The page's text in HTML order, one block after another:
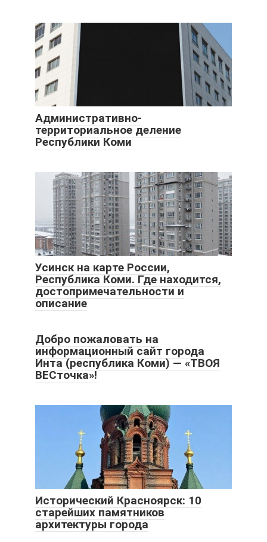
Административно-
территориальное деление
Республики Коми
Усинск на карте России,
Республика Коми. Где находится,
достопримечательности и
описание
Добро пожаловать на
информационный сайт города
Инта (республика Коми) — «ТВОЯ
ВЕСточка»!
Исторический Красноярск: 10
старейших памятников
архитектуры города